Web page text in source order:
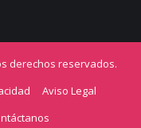
derechos reservados.
Aviso Legal